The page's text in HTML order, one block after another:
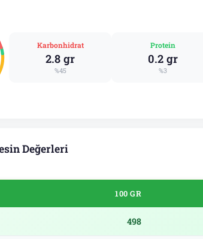
Karbonhidrat
2.8 gr
%45
Protein
0.2 gr
%3
Değerleri
100 GR
498